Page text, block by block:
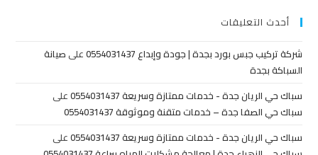
أحدث التعليقات
شركة تركيب جبس بورد بجدة | جودة وإبداع 0554031437
علىصيانة
السباكة بجدة
سباك حي الريان جدة - خدمات ممتازة وسريعة 0554031437
على
سباك حي الصفا جدة – خدمات متقنة وموثوقة 0554031437
سباك حي الريان جدة - خدمات ممتازة وسريعة 0554031437
على